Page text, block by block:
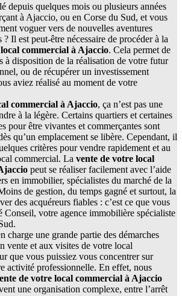
depuis quelques mois ou plusieurs années
à Ajaccio, ou en Corse du Sud, et vous
voguer vers de nouvelles aventures
? Il est peut-être nécessaire de procéder à la
commercial à Ajaccio. Cela permet de
à disposition de la réalisation de votre futur
ou de récupérer un investissement
aviez réalisé au moment de votre
commercial à Ajaccio, ça n’est pas une
à la légère. Certains quartiers et certaines
pour être vivantes et commerçantes sont
qu’un emplacement se libère. Cependant, il
critères pour vendre rapidement et au
commercial. La vente de votre local
peut se réaliser facilement avec l’aide
en immobilier, spécialistes du marché de la
de gestion, du temps gagné et surtout, la
des acquéreurs fiables : c’est ce que vous
Conseil, votre agence immobilière spécialiste
charge une grande partie des démarches
vente et aux visites de votre local
que vous puissiez vous concentrer sur
activité professionnelle. En effet, nous
de votre local commercial à Ajaccio
une organisation complexe, entre l’arrêt